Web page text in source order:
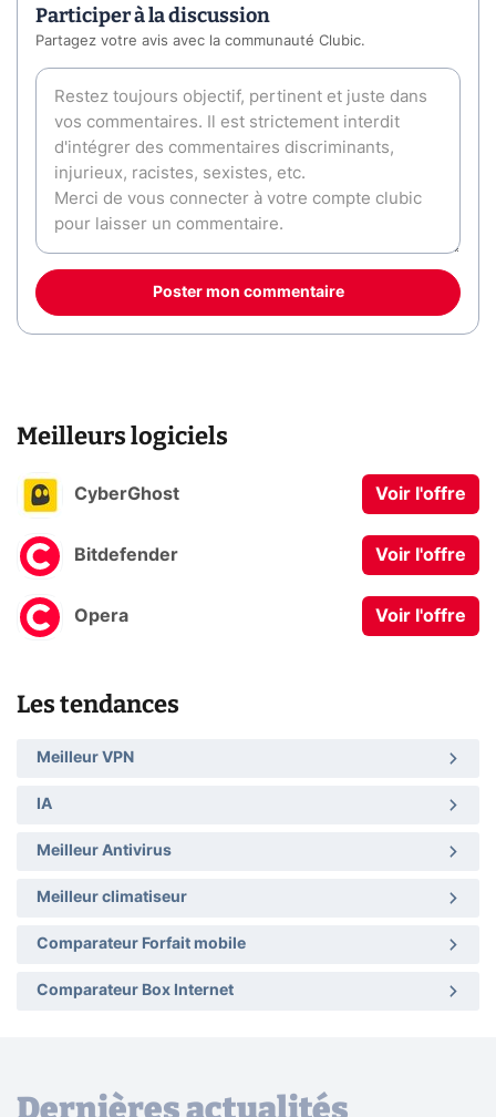
Participer à la discussion
Partagez votre avis avec la communauté Clubic.
Poster mon commentaire
Meilleurs logiciels
CyberGhost Voir l'offre
Bitdefender Voir l'offre
Opera Voir l'offre
Les tendances
Meilleur VPN
IA
Meilleur Antivirus
Meilleur climatiseur
Comparateur Forfait mobile
Comparateur Box Internet